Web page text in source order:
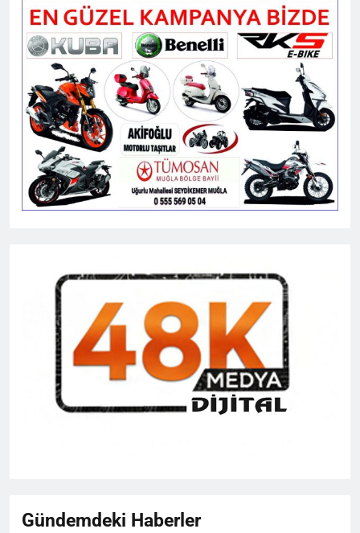
Gündemdeki Haberler